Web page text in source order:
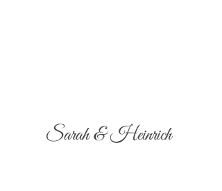
Sarah & Heinrich